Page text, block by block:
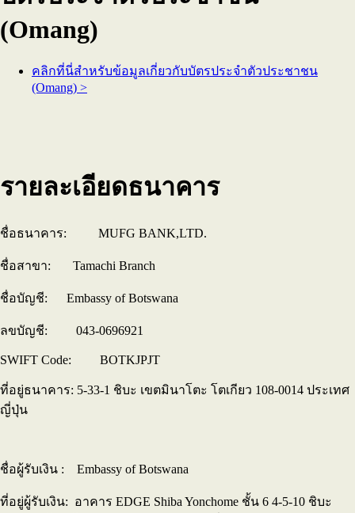
(Omang)
คลิกที่นี่สำหรับข้อมูลเกี่ยวกับบัตรประจำตัวประชาชน
(Omang) >
รายละเอียดธนาคาร
ชื่อธนาคาร: MUFG BANK,LTD.
ชื่อสาขา: Tamachi Branch
ชื่อบัญชี: Embassy of Botswana
ลขบัญชี: 043-0696921
SWIFT Code: BOTKJPJT
ที่อยู่ธนาคาร: 5-33-1 ชิบะ เขตมินาโตะ โตเกียว 108-0014 ประเทศ
ญี่ปุ่น
ชื่อผู้รับเงิน : Embassy of Botswana
ที่อยู่ผู้รับเงิน: อาคาร EDGE Shiba Yonchome ชั้น 6 4-5-10 ชิบะ